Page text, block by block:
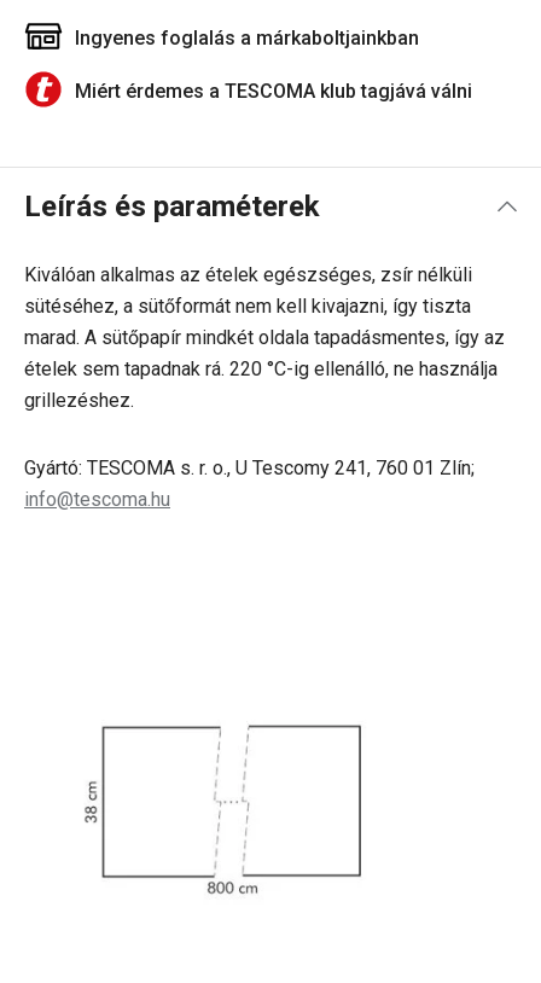
Ingyenes foglalás a márkaboltjainkban
Miért érdemes a TESCOMA klub tagjává válni
Leírás és paraméterek
Kiválóan alkalmas az ételek egészséges, zsír nélküli
sütéséhez, a sütőformát nem kell kivajazni, így tiszta
marad. A sütőpapír mindkét oldala tapadásmentes, így az
ételek sem tapadnak rá. 220 °C-ig ellenálló, ne használja
grillezéshez.
Gyártó: TESCOMA s. r. o., U Tescomy 241, 760 01 Zlín;
info@tescoma.hu